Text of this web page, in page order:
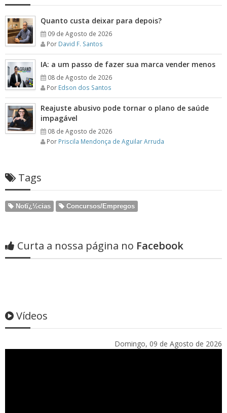
Quanto custa deixar para depois?
09 de Agosto de 2026
Por David F. Santos
IA: a um passo de fazer sua marca vender menos
08 de Agosto de 2026
Por Edson dos Santos
Reajuste abusivo pode tornar o plano de saúde
impagável
08 de Agosto de 2026
Por Priscila Mendonça de Aguilar Arruda
Tags
Notï¿½cias Concursos/Empregos
Curta a nossa página no Facebook
Vídeos
Domingo, 09 de Agosto de 2026